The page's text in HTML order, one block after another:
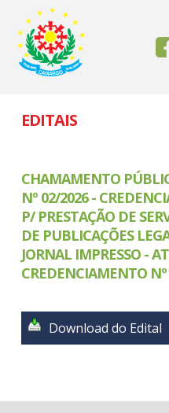
EDITAIS
CHAMAMENTO
Nº 02/2026 -
P/ PRESTAÇÃO DE
DE PUBLICAÇÕES
JORNAL IMPRESSO -
CREDENCIAMENTO
Download do Edital